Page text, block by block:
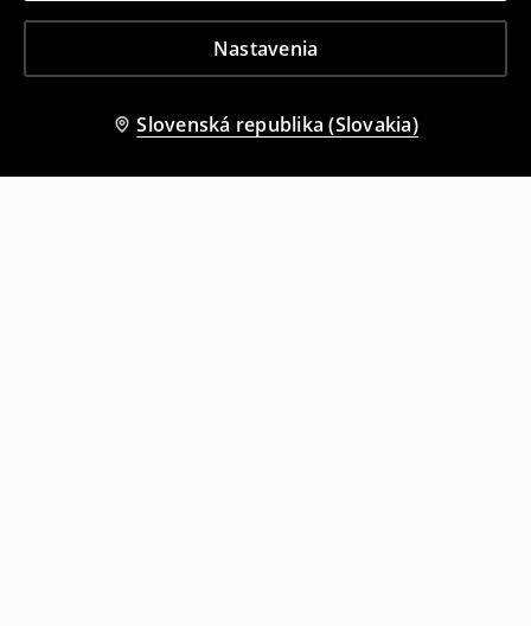
Nastavenia
Slovenská republika (Slovakia)